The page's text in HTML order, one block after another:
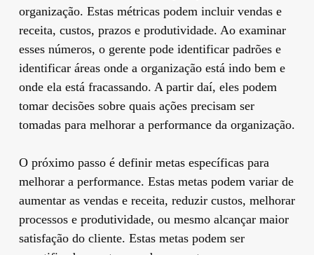
organização. Estas métricas podem incluir vendas e
receita, custos, prazos e produtividade. Ao examinar
esses números, o gerente pode identificar padrões e
identificar áreas onde a organização está indo bem e
onde ela está fracassando. A partir daí, eles podem
tomar decisões sobre quais ações precisam ser
tomadas para melhorar a performance da organização.
O próximo passo é definir metas específicas para
melhorar a performance. Estas metas podem variar de
aumentar as vendas e receita, reduzir custos, melhorar
processos e produtividade, ou mesmo alcançar maior
satisfação do cliente. Estas metas podem ser